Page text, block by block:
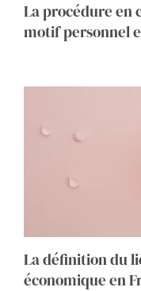
La procédure en
motif personnel
La définition du
économique en